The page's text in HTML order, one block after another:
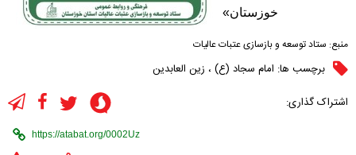
خوزستان»
منبع: ستاد توسعه و بازسازی عتبات عالیات
برچسب ها: امام سجاد (ع) ، زین العابدین
اشتراک گذاری: